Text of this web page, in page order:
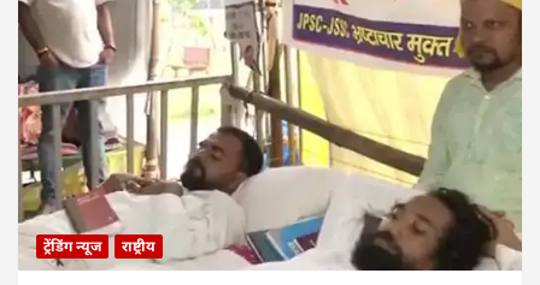
ट्रेंडिंग न्यूज राष्ट्रीय